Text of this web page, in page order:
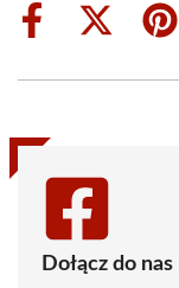
Share
Share
(Twitter)
Dołącz do